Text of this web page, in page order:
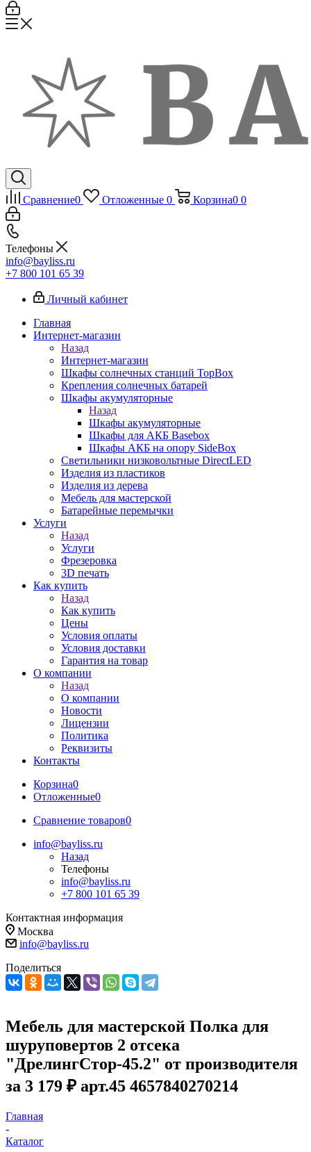
Сравнение0 Отложенные 0 Корзина0 0
Телефоны
info@bayliss.ru
+7 800 101 65 39
Личный кабинет
Главная
Интернет-магазин
Назад
Интернет-магазин
Шкафы солнечных станций TopBox
Крепления солнечных батарей
Шкафы акумуляторные
Назад
Шкафы акумуляторные
Шкафы для АКБ Basebox
Шкафы АКБ на опору SideBox
Светильники низковольтные DirectLED
Изделия из пластиков
Изделия из дерева
Мебель для мастерской
Батарейные перемычки
Услуги
Назад
Услуги
Фрезеровка
3D печать
Как купить
Назад
Как купить
Цены
Условия оплаты
Условия доставки
Гарантия на товар
О компании
Назад
О компании
Новости
Лицензии
Политика
Реквизиты
Контакты
Корзина0
Отложенные0
Сравнение товаров0
info@bayliss.ru
Назад
Телефоны
info@bayliss.ru
+7 800 101 65 39
Контактная информация
Москва
info@bayliss.ru
Поделиться
Мебель для мастерской Полка для
шуруповертов 2 отсека
"ДрелингСтор-45.2" от производителя
за 3 179 ₽ арт.45 4657840270214
Главная
-
Каталог